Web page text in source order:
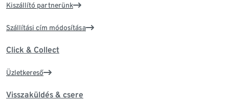
Kiszállító partnerünk
Szállítási cím módosítása
Click & Collect
Üzletkereső
Visszaküldés & csere